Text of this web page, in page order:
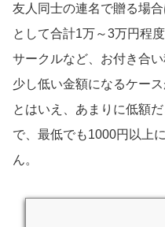
友人同士の連名で贈る場
として合計1万～3万円程
サークルなど、お付き合
少し低い金額になるケース
とはいえ、あまりに低額
で、最低でも1000円以上
ん。